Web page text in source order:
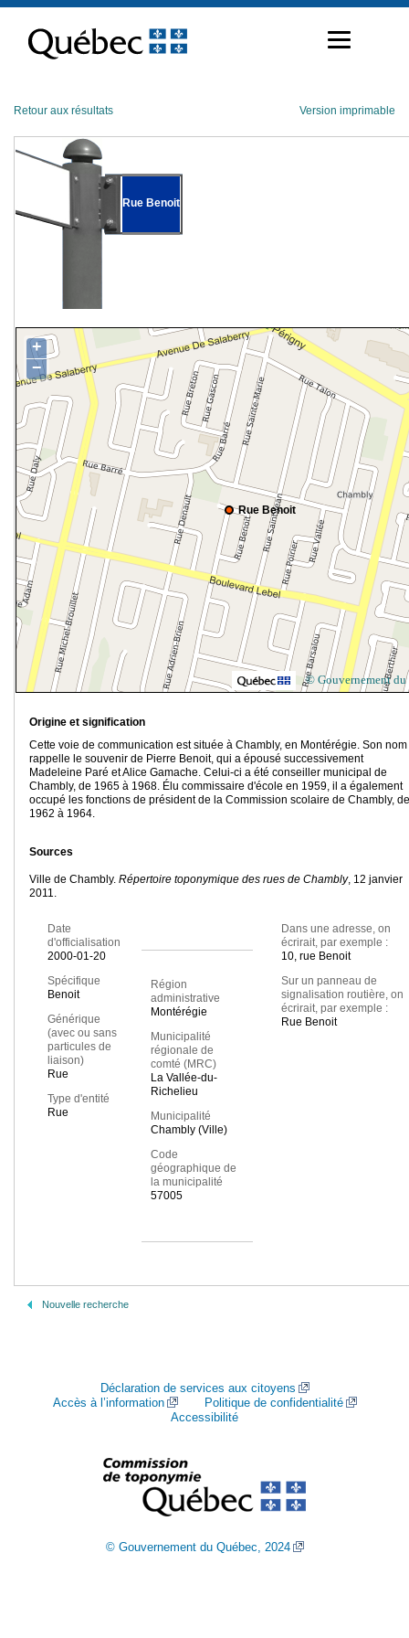
contenu
Retour aux résultats Version imprimable
Rue Benoit
Rue Benoit
+
−
© Gouvernement du
Origine et signification
Cette voie de communication est située à Chambly, en Montérégie. Son nom
rappelle le souvenir de Pierre Benoit, qui a épousé successivement
Madeleine Paré et Alice Gamache. Celui-ci a été conseiller municipal de
Chambly, de 1965 à 1968. Élu commissaire d'école en 1959, il a également
occupé les fonctions de président de la Commission scolaire de Chambly, de
1962 à 1964.
Sources
Ville de Chambly. Répertoire toponymique des rues de Chambly, 12 janvier
2011.
Date
d'officialisation
2000-01-20
Spécifique
Benoit
Générique
(avec ou sans
particules de
liaison)
Rue
Type d'entité
Rue
Région
administrative
Montérégie
Municipalité
régionale de
comté (MRC)
La Vallée-du-
Richelieu
Municipalité
Chambly (Ville)
Code
géographique de
la municipalité
57005
Dans une adresse, on
écrirait, par exemple :
10, rue Benoit
Sur un panneau de
signalisation routière, on
écrirait, par exemple :
Rue Benoit
Nouvelle recherche
Déclaration de services aux citoyens
Accès à l’information
Politique de confidentialité
Accessibilité
© Gouvernement du Québec, 2024